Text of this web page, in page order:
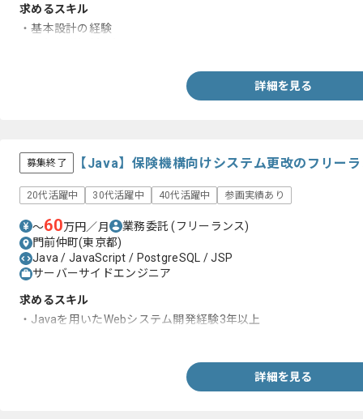
求めるスキル
・基本設計の経験
詳細を見る
募集終了 【Java】保険機構向けシステム更改のフリー
20代活躍中 30代活躍中 40代活躍中 参画実績あり
〜60万円／月 業務委託(フリーランス)
門前仲町(東京都)
Java / JavaScript / PostgreSQL / JSP
サーバーサイドエンジニア
求めるスキル
・Javaを用いたWebシステム開発経験3年以上
詳細を見る